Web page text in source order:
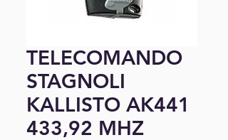
TELECOMANDO
STAGNOLI
KALLISTO AK441
433,92 MHZ